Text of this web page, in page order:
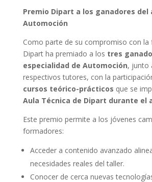
Premio Dipart a los ganadores del
Automoción
Como parte de su compromiso con la
Dipart ha premiado a los tres
especialidad de Automoción, junto
respectivos tutores, con la
cursos teórico-prácticos que se
Aula Técnica de Dipart durante el
Este premio permite a los jóvenes
formadores:
Acceder a contenido avanzado
necesidades reales del taller.
Conocer de cerca nuevas